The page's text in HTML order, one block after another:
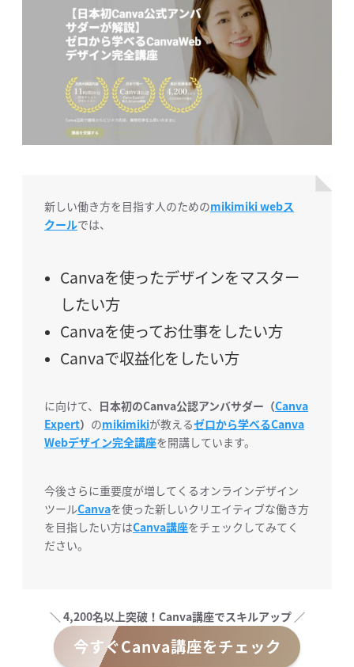
新しい働き方を目指す人のためのmikimiki webス
クールでは、
Canvaを使ったデザインをマスター
したい方
Canvaを使ってお仕事をしたい方
Canvaで収益化をしたい方
に向けて、 日本初のCanva公認アンバサダー（Canva
Expert） のmikimikiが教えるゼロから学べるCanva
Webデザイン完全講座を開講しています。
今後さらに重要度が増してくるオンラインデザイン
ツールCanvaを使った新しいクリエイティブな働き方
を目指したい方はCanva講座をチェックしてみてく
ださい。
＼ 4,200名以上突破！Canva講座でスキルアップ ／
今すぐCanva講座をチェック